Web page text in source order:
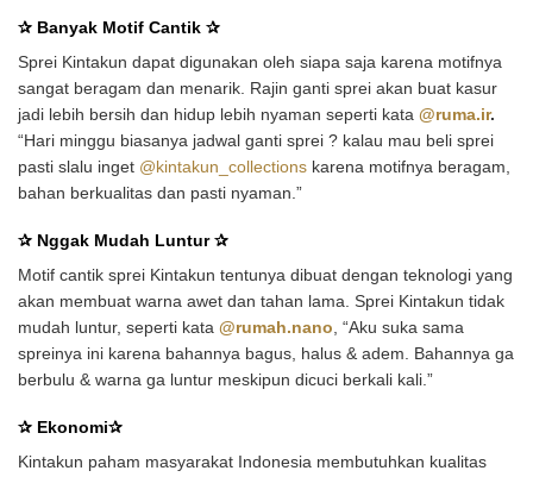
✰ Banyak Motif Cantik ✰
Sprei Kintakun dapat digunakan oleh siapa saja karena motifnya
sangat beragam dan menarik. Rajin ganti sprei akan buat kasur
jadi lebih bersih dan hidup lebih nyaman seperti kata @ruma.ir.
“Hari minggu biasanya jadwal ganti sprei ? kalau mau beli sprei
pasti slalu inget @kintakun_collections karena motifnya beragam,
bahan berkualitas dan pasti nyaman.”
✰ Nggak Mudah Luntur✰
Motif cantik sprei Kintakun tentunya dibuat dengan teknologi yang
akan membuat warna awet dan tahan lama. Sprei Kintakun tidak
mudah luntur, seperti kata @rumah.nano, “Aku suka sama
spreinya ini karena bahannya bagus, halus & adem. Bahannya ga
berbulu & warna ga luntur meskipun dicuci berkali kali.”
✰ Ekonomi✰
Kintakun paham masyarakat Indonesia membutuhkan kualitas